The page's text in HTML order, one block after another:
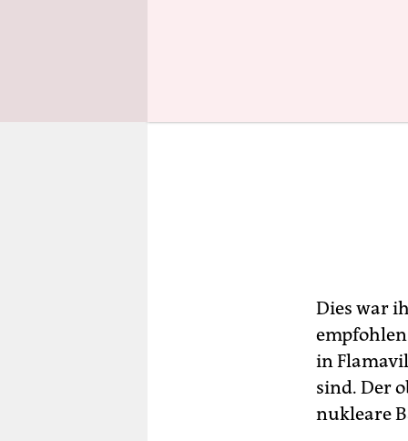
Dies war
in
sind. Der
nukleare